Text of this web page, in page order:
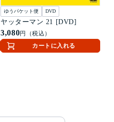
ゆうパケット便 DVD
ヤッターマン 21 [DVD]
3,080円（税込）
カートに入れる